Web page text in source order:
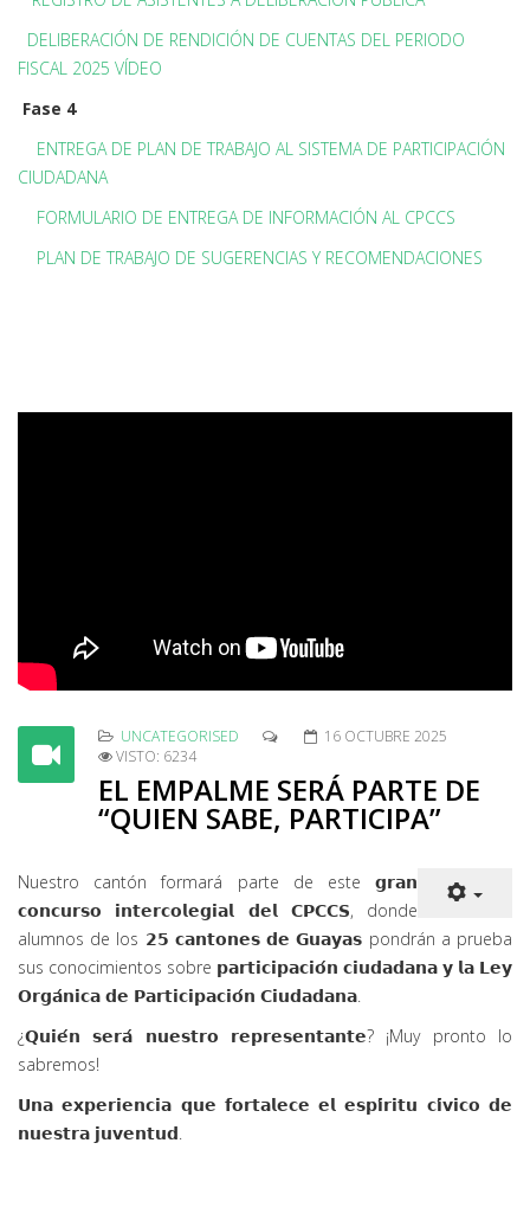
DELIBERACIÓN DE RENDICIÓN DE CUENTAS DEL PERIODO
FISCAL 2025 VÍDEO
Fase 4
ENTREGA DE PLAN DE TRABAJO AL SISTEMA DE PARTICIPACIÓN
CIUDADANA
FORMULARIO DE ENTREGA DE INFORMACIÓN AL CPCCS
PLAN DE TRABAJO DE SUGERENCIAS Y RECOMENDACIONES
UNCATEGORISED
16 OCTUBRE 2025
VISTO: 6234
EL EMPALME SERÁ PARTE DE
“QUIEN SABE, PARTICIPA”
Nuestro cantón formará parte de este 𝗴𝗿𝗮𝗻
𝗰𝗼𝗻𝗰𝘂𝗿𝘀𝗼 𝗶𝗻𝘁𝗲𝗿𝗰𝗼𝗹𝗲𝗴𝗶𝗮𝗹 𝗱𝗲𝗹 𝗖𝗣𝗖𝗖𝗦, donde
alumnos de los 𝟮𝟱 𝗰𝗮𝗻𝘁𝗼𝗻𝗲𝘀 𝗱𝗲 𝗚𝘂𝗮𝘆𝗮𝘀 pondrán a prueba
sus conocimientos sobre 𝗽𝗮𝗿𝘁𝗶𝗰𝗶𝗽𝗮𝗰𝗶𝗼́𝗻 𝗰𝗶𝘂𝗱𝗮𝗱𝗮𝗻𝗮 𝘆 𝗹𝗮 𝗟𝗲𝘆
𝗢𝗿𝗴𝗮́𝗻𝗶𝗰𝗮 𝗱𝗲 𝗣𝗮𝗿𝘁𝗶𝗰𝗶𝗽𝗮𝗰𝗶𝗼́𝗻 𝗖𝗶𝘂𝗱𝗮𝗱𝗮𝗻𝗮.
¿𝗤𝘂𝗶𝗲́𝗻 𝘀𝗲𝗿𝗮́ 𝗻𝘂𝗲𝘀𝘁𝗿𝗼 𝗿𝗲𝗽𝗿𝗲𝘀𝗲𝗻𝘁𝗮𝗻𝘁𝗲? ¡Muy pronto lo
sabremos!
𝗨𝗻𝗮 𝗲𝘅𝗽𝗲𝗿𝗶𝗲𝗻𝗰𝗶𝗮 𝗾𝘂𝗲 𝗳𝗼𝗿𝘁𝗮𝗹𝗲𝗰𝗲 𝗲𝗹 𝗲𝘀𝗽𝗶́𝗿𝗶𝘁𝘂 𝗰𝗶́𝘃𝗶𝗰𝗼 𝗱𝗲
𝗻𝘂𝗲𝘀𝘁𝗿𝗮 𝗷𝘂𝘃𝗲𝗻𝘁𝘂𝗱.